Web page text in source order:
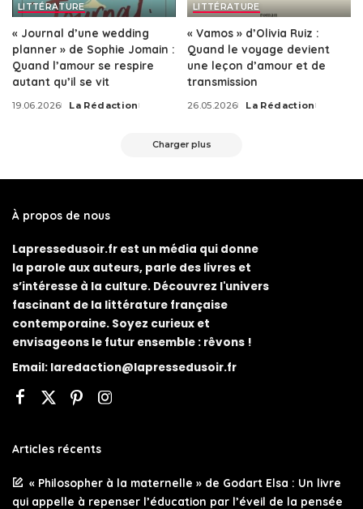
LITTÉRATURE
« Journal d’une wedding
planner » de Sophie Jomain :
Quand l’amour se respire
autant qu’il se vit
19.06.2026
Posted
La Rédaction
LITTÉRATURE
« Vamos » d’Olivia Ruiz :
Quand le voyage devient
une leçon d’amour et de
transmission
26.05.2026
Posted
La Rédaction
Charger plus
À propos de nous
Lapressedusoir.fr est un média qui donne
la parole aux auteurs, parle des livres et
s’intéresse à la culture. Découvrez l'univers
fascinant de la littérature française
contemporaine. Soyez curieux et
envisageons le futur ensemble : rêvons !
Email: laredaction@lapressedusoir.fr
Articles récents
« Philosopher à la maternelle » de Godart Elsa : Un livre
qui appelle à repenser l’éducation par l’éveil de la pensée